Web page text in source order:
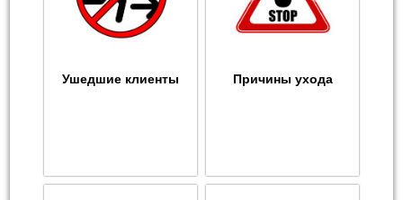
Ушедшие клиенты Причины ухода